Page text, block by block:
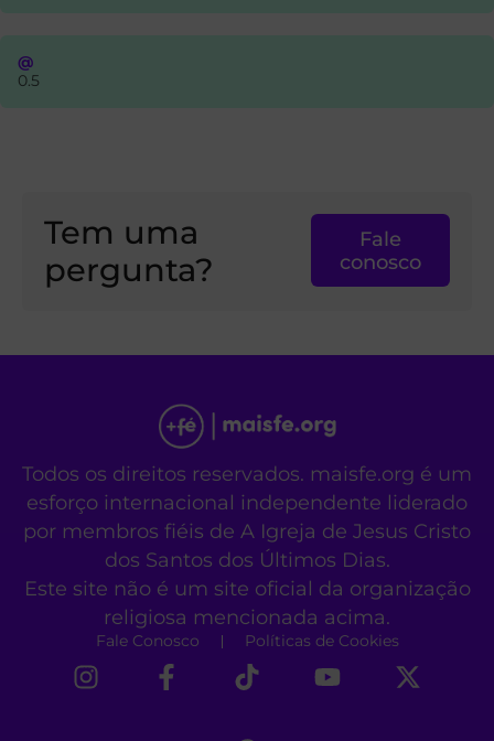
@
0.5
Tem uma
pergunta?
Fale
conosco
Todos os direitos reservados. maisfe.org é um
esforço internacional independente liderado
por membros fiéis de A Igreja de Jesus Cristo
dos Santos dos Últimos Dias.
Este site não é um site oficial da organização
religiosa mencionada acima.
Fale Conosco Políticas de Cookies